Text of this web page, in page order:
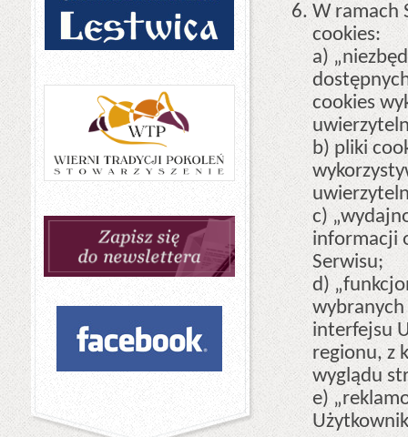
W ramach
cookies:
a)
cookies
b) pliki
c)
informacji
Serwisu;
d)
wybranych
interfejsu
regionu, z
wyglądu
e)